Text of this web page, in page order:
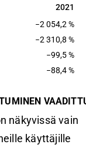
2021
2021
−2 054,2 %
−2 310,8 %
−99,5 %
−88,4 %
näkyvissä vain
käyttäjille